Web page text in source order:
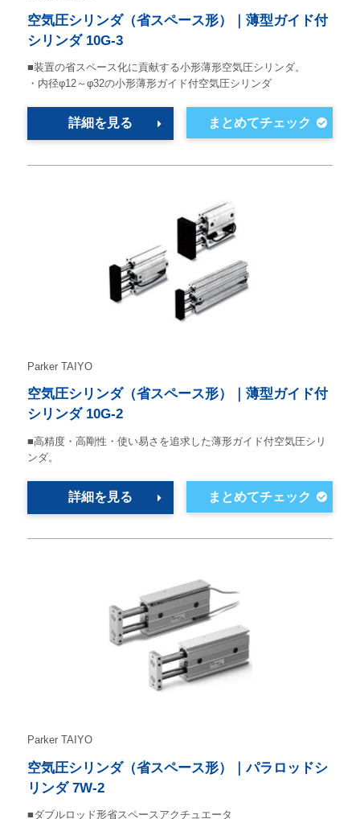
空気圧シリンダ（省スペース形）｜薄型ガイド付
シリンダ 10G-3
■装置の省スペース化に貢献する小形薄形空気圧シリンダ。
・内径φ12～φ32の小形薄形ガイド付空気圧シリンダ
詳細を見る
Parker TAIYO
空気圧シリンダ（省スペース形）｜薄型ガイド付
シリンダ 10G-2
■高精度・高剛性・使い易さを追求した薄形ガイド付空気圧シリ
ンダ。
詳細を見る
Parker TAIYO
空気圧シリンダ（省スペース形）｜パラロッドシ
リンダ 7W-2
■ダブルロッド形省スペースアクチュエータ